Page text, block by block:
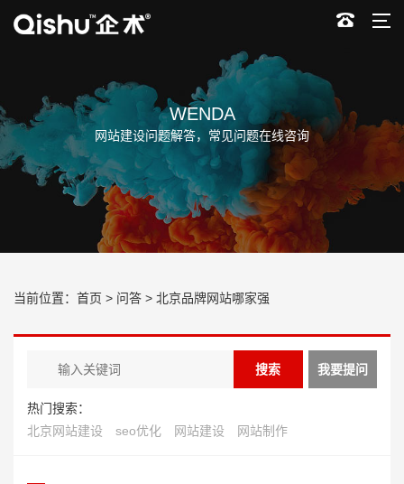
WENDA
网站建设问题解答，常见问题在线咨询
当前位置： 首页 > 问答 > 北京品牌网站哪家强
热门搜索：
北京网站建设
seo优化 网站建设 网站制作